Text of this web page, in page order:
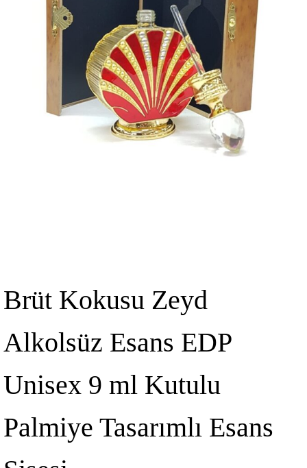
Brüt Kokusu Zeyd
Alkolsüz Esans EDP
Unisex 9 ml Kutulu
Palmiye Tasarımlı Esans